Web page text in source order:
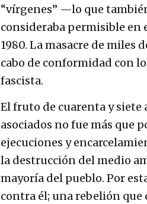
“vírgenes” —lo que
consideraba permisible en
1980. La masacre de miles
cabo de conformidad con
fascista.
El fruto de cuarenta y siete
asociados no fue más que
ejecuciones y
la destrucción del medio
mayoría del pueblo. Por
contra él; una rebelión que